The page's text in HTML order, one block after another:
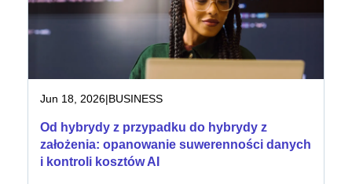
Jun 18, 2026|BUSINESS
Od hybrydy z przypadku do hybrydy z
założenia: opanowanie suwerenności danych
i kontroli kosztów AI